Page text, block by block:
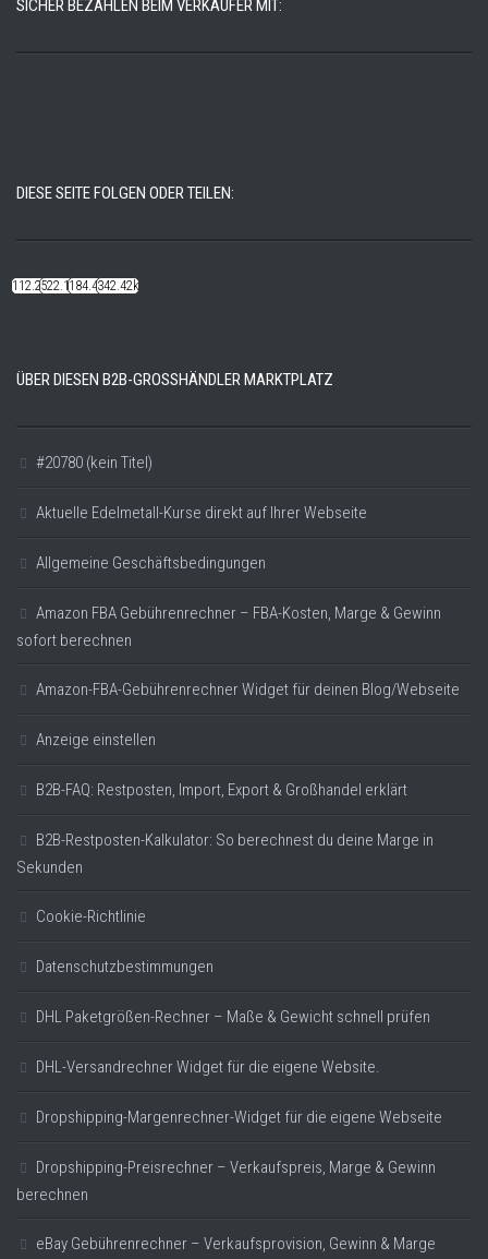
SICHER BEZAHLEN BEIM VERKÄUFER MIT:
DIESE SEITE FOLGEN ODER TEILEN:
112.22k522.14k184.48k342.42k
ÜBER DIESEN B2B-GROSSHÄNDLER MARKTPLATZ
#20780 (kein Titel)
Aktuelle Edelmetall-Kurse direkt auf Ihrer Webseite
Allgemeine Geschäftsbedingungen
Amazon FBA Gebührenrechner – FBA-Kosten, Marge & Gewinn
sofort berechnen
Amazon-FBA-Gebührenrechner Widget für deinen Blog/Webseite
Anzeige einstellen
B2B-FAQ: Restposten, Import, Export & Großhandel erklärt
B2B-Restposten-Kalkulator: So berechnest du deine Marge in
Sekunden
Cookie-Richtlinie
Datenschutzbestimmungen
DHL Paketgrößen-Rechner – Maße & Gewicht schnell prüfen
DHL-Versandrechner Widget für die eigene Website.
Dropshipping-Margenrechner-Widget für die eigene Webseite
Dropshipping-Preisrechner – Verkaufspreis, Marge & Gewinn
berechnen
eBay Gebührenrechner – Verkaufsprovision, Gewinn & Marge